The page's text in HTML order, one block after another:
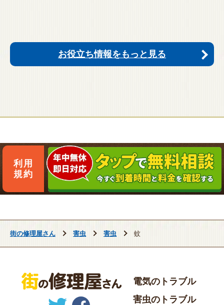
お役立ち情報をもっと見る
利用
規約
街の修理屋さん 害虫 害虫 蚊
電気のトラブル
害虫のトラブル